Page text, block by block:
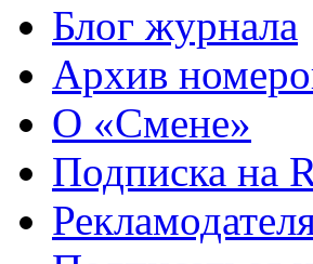
Блог журнала
Архив
О «Смене»
Подписка на